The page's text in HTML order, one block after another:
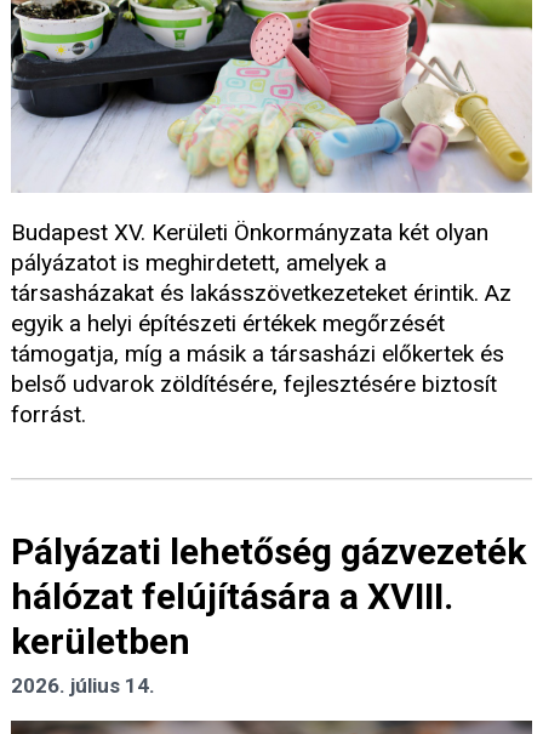
Budapest XV. Kerületi Önkormányzata két olyan
pályázatot is meghirdetett, amelyek a
társasházakat és lakásszövetkezeteket érintik. Az
egyik a helyi építészeti értékek megőrzését
támogatja, míg a másik a társasházi előkertek és
belső udvarok zöldítésére, fejlesztésére biztosít
forrást.
Pályázati lehetőség gázvezeték
hálózat felújítására a XVIII.
kerületben
2026. július 14.